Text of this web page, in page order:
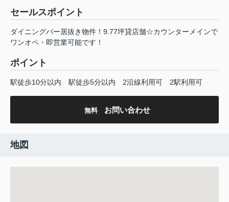
セールスポイント
ダイニングバー居抜き物件！9.77坪貸店舗☆カウンターメインで
ワンオペ・即営業可能です！
ポイント
駅徒歩10分以内 駅徒歩5分以内 2沿線利用可 2駅利用可
無料 お問い合わせ
地図